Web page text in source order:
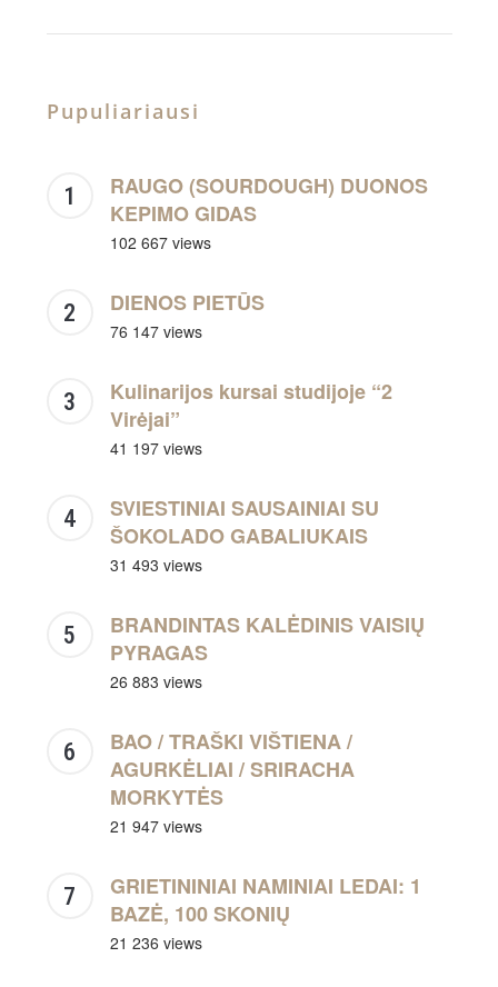
Pupuliariausi
RAUGO (SOURDOUGH) DUONOS
KEPIMO GIDAS
102 667 views
DIENOS PIETŪS
76 147 views
Kulinarijos kursai studijoje “2
Virėjai”
41 197 views
SVIESTINIAI SAUSAINIAI SU
ŠOKOLADO GABALIUKAIS
31 493 views
BRANDINTAS KALĖDINIS VAISIŲ
PYRAGAS
26 883 views
BAO / TRAŠKI VIŠTIENA /
AGURKĖLIAI / SRIRACHA
MORKYTĖS
21 947 views
GRIETININIAI NAMINIAI LEDAI: 1
BAZĖ, 100 SKONIŲ
21 236 views